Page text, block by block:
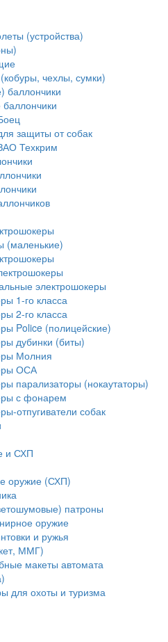
(устройства)
чехлы, сумки)
баллончики
защиты от собак
Техкрим
(маленькие)
электрошокеры
1-го класса
2-го класса
Police (полицейские)
дубинки (биты)
Молния
ОСА
парализаторы (нокаутаторы)
с фонарем
отпугиватели собак
и СХП
оружие (СХП)
патроны
оружие
и ружья
ММГ)
макеты автомата
для охоты и туризма